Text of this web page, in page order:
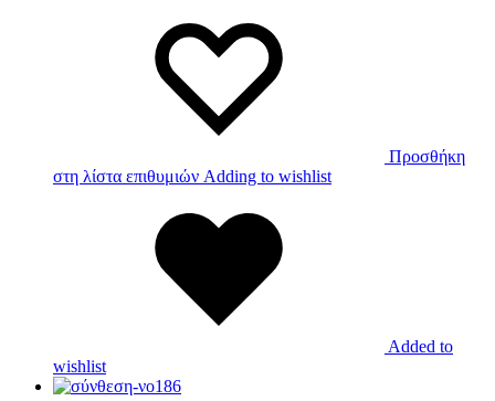
Προσθήκη
στη λίστα επιθυμιών Adding to wishlist
Added to
wishlist